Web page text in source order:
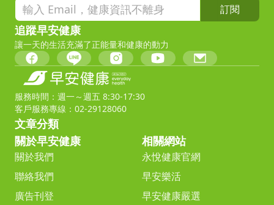
訂閱
追蹤早安健康
讓一天的生活充滿了正能量和健康的動力
服務時間：週一～週五 8:30-17:30
客戶服務專線：02-29128060
文章分類
關於早安健康
關於我們
聯絡我們
廣告刊登
相關網站
永悅健康官網
早安樂活
早安健康嚴選